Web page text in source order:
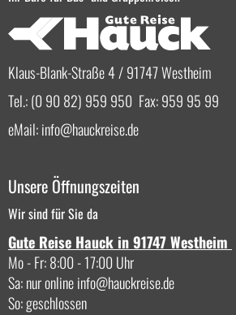
Klaus-Blank-Straße 4 / 91747 Westheim
Tel.: (0 90 82) 959 950 Fax: 959 95 99
eMail:info hauckreise.de
Unsere Öffnungszeiten
Wir sind für Sie da
Gute Reise Hauck in 91747 Westheim
Mo - Fr: 8:00 - 17:00 Uhr
Sa: nur onlineinfo
hauckreise.de
So: geschlossen